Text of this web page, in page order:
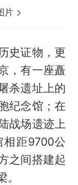
片
史证物，更
，有一座矗
杀遗址上的
纪念馆；在
战场遗迹上
相距9700公
之间搭建起